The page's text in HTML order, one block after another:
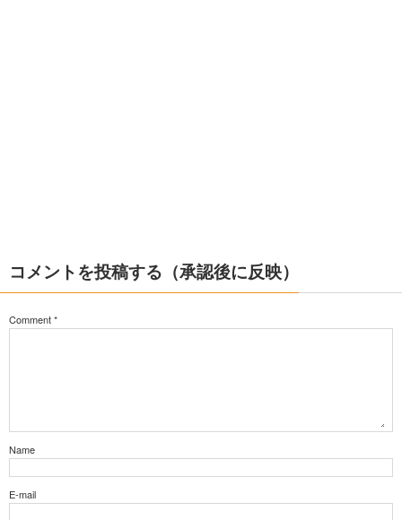
コメントを投稿する（承認後に反映）
Comment*
Name
E-mail